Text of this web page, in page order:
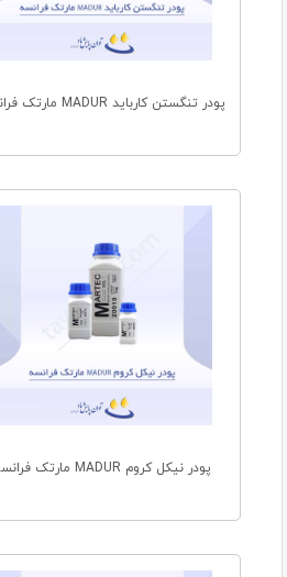
پودر تنگستن کارباید MADUR مارتک فرانسه
پودر نیکل کروم MADUR مارتک فرانسه